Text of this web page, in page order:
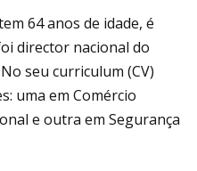
64 anos de idade, é
director nacional do
seu curriculum (CV)
uma em Comércio
e outra em Segurança